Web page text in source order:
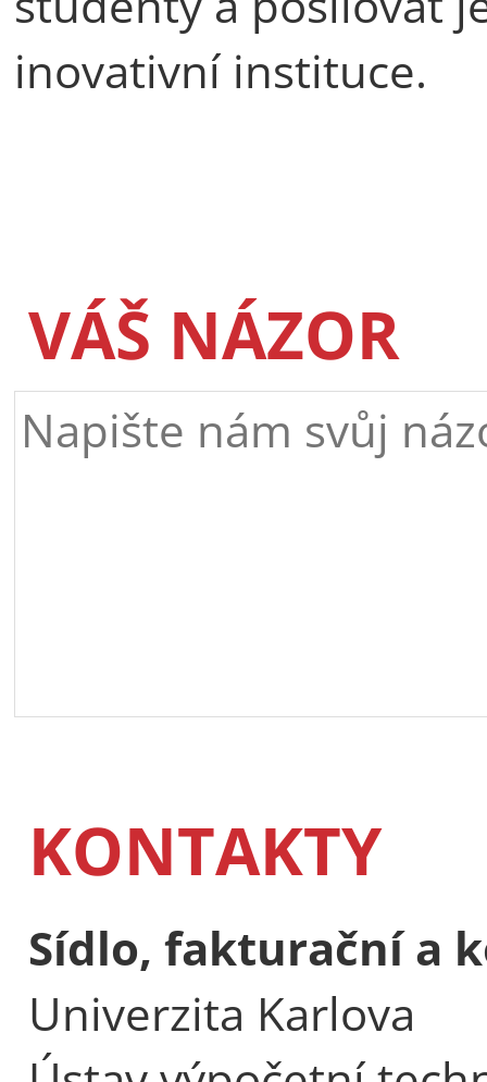
inovativní instituce.
VÁŠ NÁZOR
KONTAKTY
Sídlo, fakturační a
Univerzita Karlova